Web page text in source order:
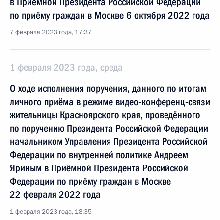
по приёму граждан в Москве 6 октября 2022 года
7 февраля 2023 года, 17:37
1 февраля 2023 года, среда
О ходе исполнения поручения, данного по итогам
личного приёма в режиме видео-конференц-связи
жительницы Красноярского края, проведённого
по поручению Президента Российской Федерации
начальником Управления Президента Российской
Федерации по внутренней политике Андреем
Яриным в Приёмной Президента Российской
Федерации по приёму граждан в Москве
22 февраля 2022 года
1 февраля 2023 года, 18:35